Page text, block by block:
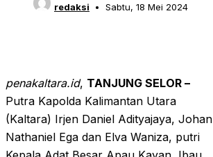
redaksi Sabtu, 18 Mei 2024
penakaltara.id, TANJUNG SELOR –
Putra Kapolda Kalimantan Utara
(Kaltara) Irjen Daniel Adityajaya, Johan
Nathaniel Ega dan Elva Waniza, putri